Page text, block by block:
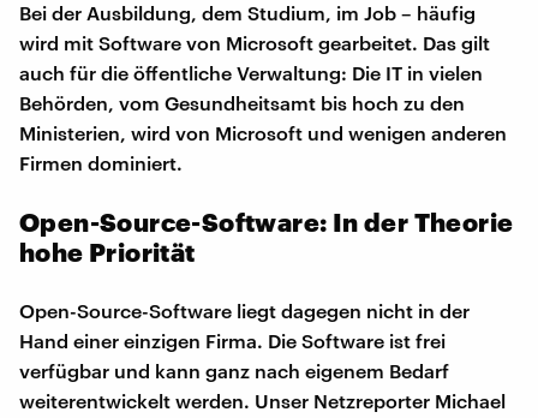
Bei der Ausbildung, dem Studium, im Job – häufig
wird mit Software von Microsoft gearbeitet. Das gilt
auch für die öffentliche Verwaltung: Die IT in vielen
Behörden, vom Gesundheitsamt bis hoch zu den
Ministerien, wird von Microsoft und wenigen anderen
Firmen dominiert.
Open-Source-Software: In der Theorie
hohe Priorität
Open-Source-Software liegt dagegen nicht in der
Hand einer einzigen Firma. Die Software ist frei
verfügbar und kann ganz nach eigenem Bedarf
weiterentwickelt werden. Unser Netzreporter Michael